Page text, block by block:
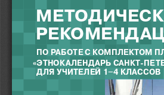
ПО РАБОТЕ С КОМПЛЕКТОМ
«ЭТНОКАЛЕНДАРЬ САНКТ-
  ДЛЯ УЧИТЕЛЕЙ 1–4 КЛАССОВ